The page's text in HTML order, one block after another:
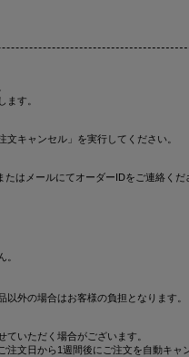
す。
キャンセル」を実行してください。
はメールにてオーダーIDをご連絡くだ
。
外の場合はお客様の負担となります。
いただく場合がございます。
文日から1週間後にご注文を自動キャ